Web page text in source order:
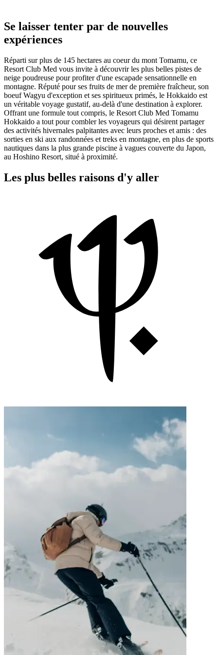
Se laisser tenter par de nouvelles
expériences
Réparti sur plus de 145 hectares au coeur du mont Tomamu, ce
Resort Club Med vous invite à découvrir les plus belles pistes de
neige poudreuse pour profiter d'une escapade sensationnelle en
montagne. Réputé pour ses fruits de mer de première fraîcheur, son
boeuf Wagyu d'exception et ses spiritueux primés, le Hokkaido est
un véritable voyage gustatif, au-delà d'une destination à explorer.
Offrant une formule tout compris, le Resort Club Med Tomamu
Hokkaido a tout pour combler les voyageurs qui désirent partager
des activités hivernales palpitantes avec leurs proches et amis : des
sorties en ski aux randonnées et treks en montagne, en plus de sports
nautiques dans la plus grande piscine à vagues couverte du Japon,
au Hoshino Resort, situé à proximité.
Les plus belles raisons d'y aller